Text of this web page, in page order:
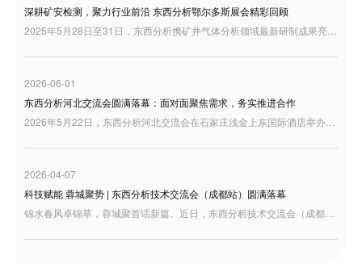
深耕矿安检测，聚力行业前沿 东西分析鄂尔多斯展会精彩回顾
2026-06-01
东西分析河北交流会圆满落幕：面对面聚焦需求，务实推进合作
2026-04-07
科技赋能 蓉城聚势 | 东西分析技术交流会（成都站）圆满落幕